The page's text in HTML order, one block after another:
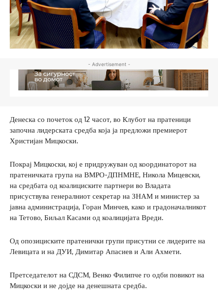
- Advertisement -
Денеска со почеток од 12 часот, во Клубот на пратеници
започна лидерската средба која ја предложи премиерот
Христијан Мицкоски.
Покрај Мицкоски, кој е придружуван од координаторот на
пратеничката група на ВМРО-ДПНМНЕ, Никола Мицевски,
на средбата од коалициските партнери во Владата
присуствува генералниот секретар на ЗНАМ и министер за
јавна администрација, Горан Минчев, како и градоначалникот
на Тетово, Биљал Касами од коалицијата Вреди.
Од опозициските пратенички групи присутни се лидерите на
Левицата и на ДУИ, Димитар Апасиев и Али Ахмети.
Претседателот на СДСМ, Венко Филипче го одби повикот на
Мицкоски и не дојде на денешната средба.